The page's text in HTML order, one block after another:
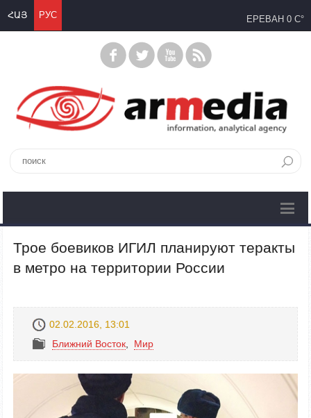
ՀԱՅ РУС ЕРЕВАН 0 C°
Трое боевиков ИГИЛ планируют теракты
в метро на территории России
02.02.2016, 13:01
Ближний Восток
Mир